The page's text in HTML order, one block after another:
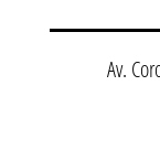
Av.